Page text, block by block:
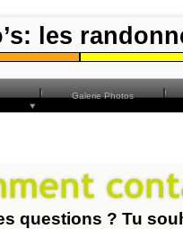
Galerie Photos
les
questions ? Tu